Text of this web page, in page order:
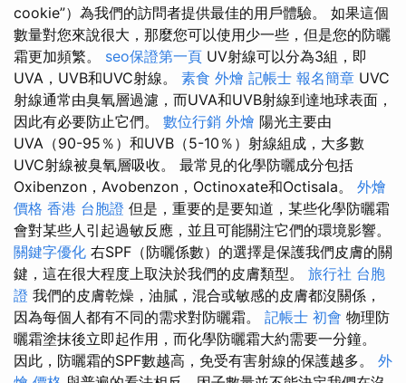
cookie”）為我們的訪問者提供最佳的用戶體驗。 如果這個
數量對您來說很大，那麼您可以使用少一些，但是您的防曬
霜更加頻繁。 seo保證第一頁 UV射線可以分為3組，即
UVA，UVB和UVC射線。 素食 外燴 記帳士 報名簡章 UVC
射線通常由臭氧層過濾，而UVA和UVB射線到達地球表面，
因此有必要防止它們。 數位行銷 外燴 陽光主要由
UVA（90-95％）和UVB（5-10％）射線組成，大多數
UVC射線被臭氧層吸收。 最常見的化學防曬成分包括
Oxibenzon，Avobenzon，Octinoxate和Octisala。 外燴
價格 香港 台胞證 但是，重要的是要知道，某些化學防曬霜
會對某些人引起過敏反應，並且可能關注它們的環境影響。
關鍵字優化 右SPF（防曬係數）的選擇是保護我們皮膚的關
鍵，這在很大程度上取決於我們的皮膚類型。 旅行社 台胞
證 我們的皮膚乾燥，油膩，混合或敏感的皮膚都沒關係，
因為每個人都有不同的需求對防曬霜。 記帳士 初會 物理防
曬霜塗抹後立即起作用，而化學防曬霜大約需要一分鐘。
因此，防曬霜的SPF數越高，免受有害射線的保護越多。 外